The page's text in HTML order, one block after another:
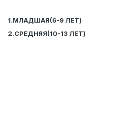
1.МЛАДШАЯ(6-9 ЛЕТ)
2.СРЕДНЯЯ(10-13 ЛЕТ)